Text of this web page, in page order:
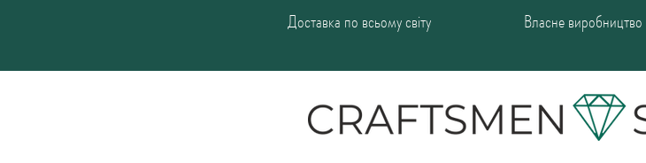
Доставка по всьому світу Власне виробництво